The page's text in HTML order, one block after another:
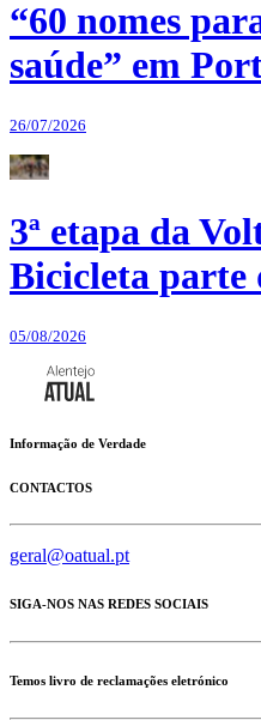
“60 nomes
saúde” em
26/07/2026
3ª etapa da
Bicicleta parte
05/08/2026
Informação de Verdade
CONTACTOS
geral@oatual.pt
SIGA-NOS NAS REDES SOCIAIS
Temos livro de reclamações eletrónico